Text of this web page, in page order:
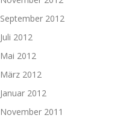
September 2012
Juli 2012
Mai 2012
März 2012
Januar 2012
November 2011